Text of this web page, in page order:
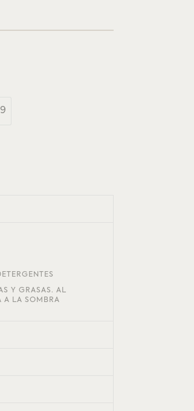
Y GRASAS. AL
A LA SOMBRA